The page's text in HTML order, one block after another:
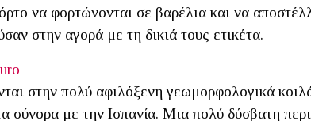
να φορτώνονται σε βαρέλια και να
στην αγορά με τη δικιά τους ετικέτα.
στην πολύ αφιλόξενη γεωμορφολογικά
σύνορα με την Ισπανία. Μια πολύ δύσβατη